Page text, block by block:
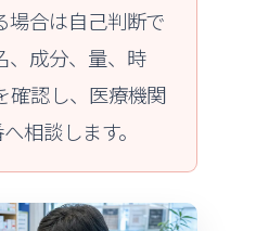
場合は自己判断で
、成分、量、時
確認し、医療機関
相談します。